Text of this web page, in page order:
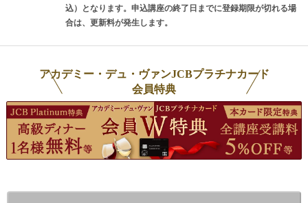
を変えたり例え話を交えながら、ただ
テキストを読んだり録画したオンライ
た授業で楽しくワインに親しんでいた
だくことを心がけています。また多く
の資格を持ち現在も挑戦し続けている
プロとして、皆様の資格取得のサポー
トもいたします。
込）となります。申込講座の終了日までに登録期限が切れる場
合は、更新料が発生します。
アカデミー・デュ・ヴァンJCBプラチナカード
会員特典